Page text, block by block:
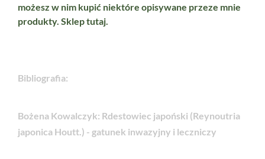
możesz w nim kupić niektóre opisywane przeze mnie
produkty. Skleptutaj.
Bibliografia:
Bożena Kowalczyk: Rdestowiec japoński (Reynoutria
japonica Houtt.) - gatunek inwazyjny i leczniczy